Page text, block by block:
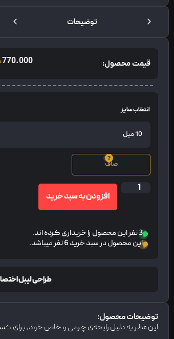
توضیحات
قیمت محصول: 770.000
انتخاب سایز
صاف
افزودن به سبد خرید
3 نفر این محصول را خریداری کرده اند.
این محصول در سبد خرید 6 نفر میباشد.
طراحی لیبل
توضیحات محصول:
این عطر به دلیل رایحه‌ی چرمی و خاص خود، برای